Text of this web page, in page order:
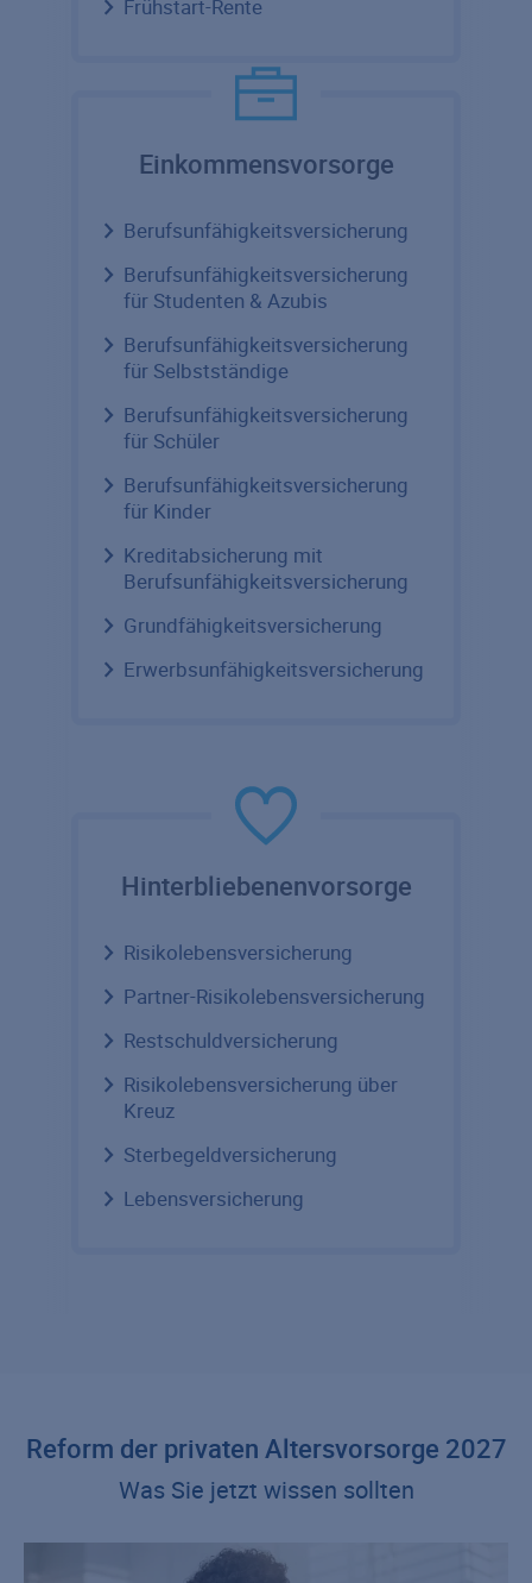
Hinterbliebenenvorsorge
Risikolebensversicherung
Partner-Risikolebensversicherung
Restschuldversicherung
Risikolebensversicherung über
Kreuz
Sterbegeldversicherung
Lebensversicherung
Einkommensvorsorge
Berufsunfähigkeitsversicherung
Berufsunfähigkeitsversicherung
für Studenten & Azubis
Berufsunfähigkeitsversicherung
für Selbstständige
Berufsunfähigkeitsversicherung
für Schüler
Berufsunfähigkeitsversicherung
für Kinder
Kreditabsicherung mit
Berufsunfähigkeitsversicherung
Grundfähigkeitsversicherung
Erwerbsunfähigkeitsversicherung
Frühstart-Rente
Reform der privaten Altersvorsorge 2027
Was Sie jetzt wissen sollten